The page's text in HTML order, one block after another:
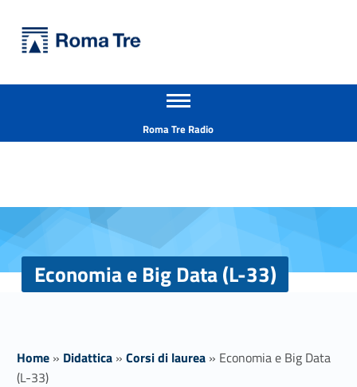
Economia e Big Data (L-33) - Università Roma Tre
Apri il menu secondario
Roma Tre Radio
Economia e Big Data (L-33)
Home » Didattica » Corsi di laurea » Economia e Big Data
(L-33)